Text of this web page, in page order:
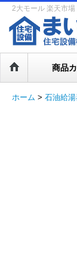
2大モール 楽天市場
商品
ホーム > 石油給